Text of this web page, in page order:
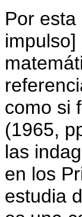
Por
como si
(1965,
las
en los
estudia